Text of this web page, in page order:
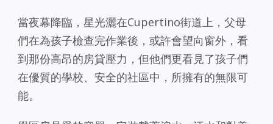
當夜幕降臨，星光灑在Cupertino街道上，父母
們在為孩子檢查完作業後，或許會望向窗外，看
到那份高昂的房貸壓力，但他們更看見了孩子們
在優質的學校、安全的社區中，所擁有的無限可
能。